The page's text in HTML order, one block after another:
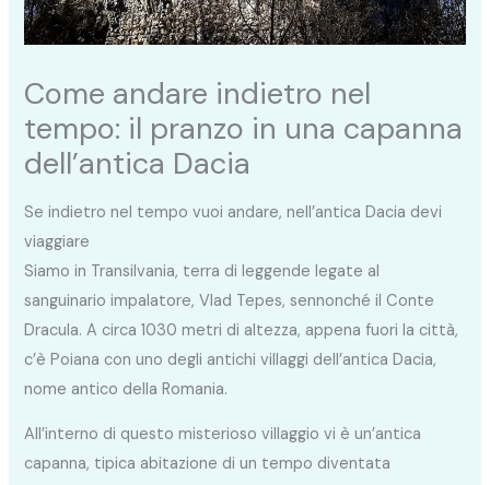
Come andare indietro nel
tempo: il pranzo in una capanna
dell’antica Dacia
Se indietro nel tempo vuoi andare, nell’antica Dacia devi
viaggiare
Siamo in Transilvania, terra di leggende legate al
sanguinario impalatore, Vlad Tepes, sennonché il Conte
Dracula. A circa 1030 metri di altezza, appena fuori la città,
c’è Poiana con uno degli antichi villaggi dell’antica Dacia,
nome antico della Romania.
All’interno di questo misterioso villaggio vi è un’antica
capanna, tipica abitazione di un tempo diventata